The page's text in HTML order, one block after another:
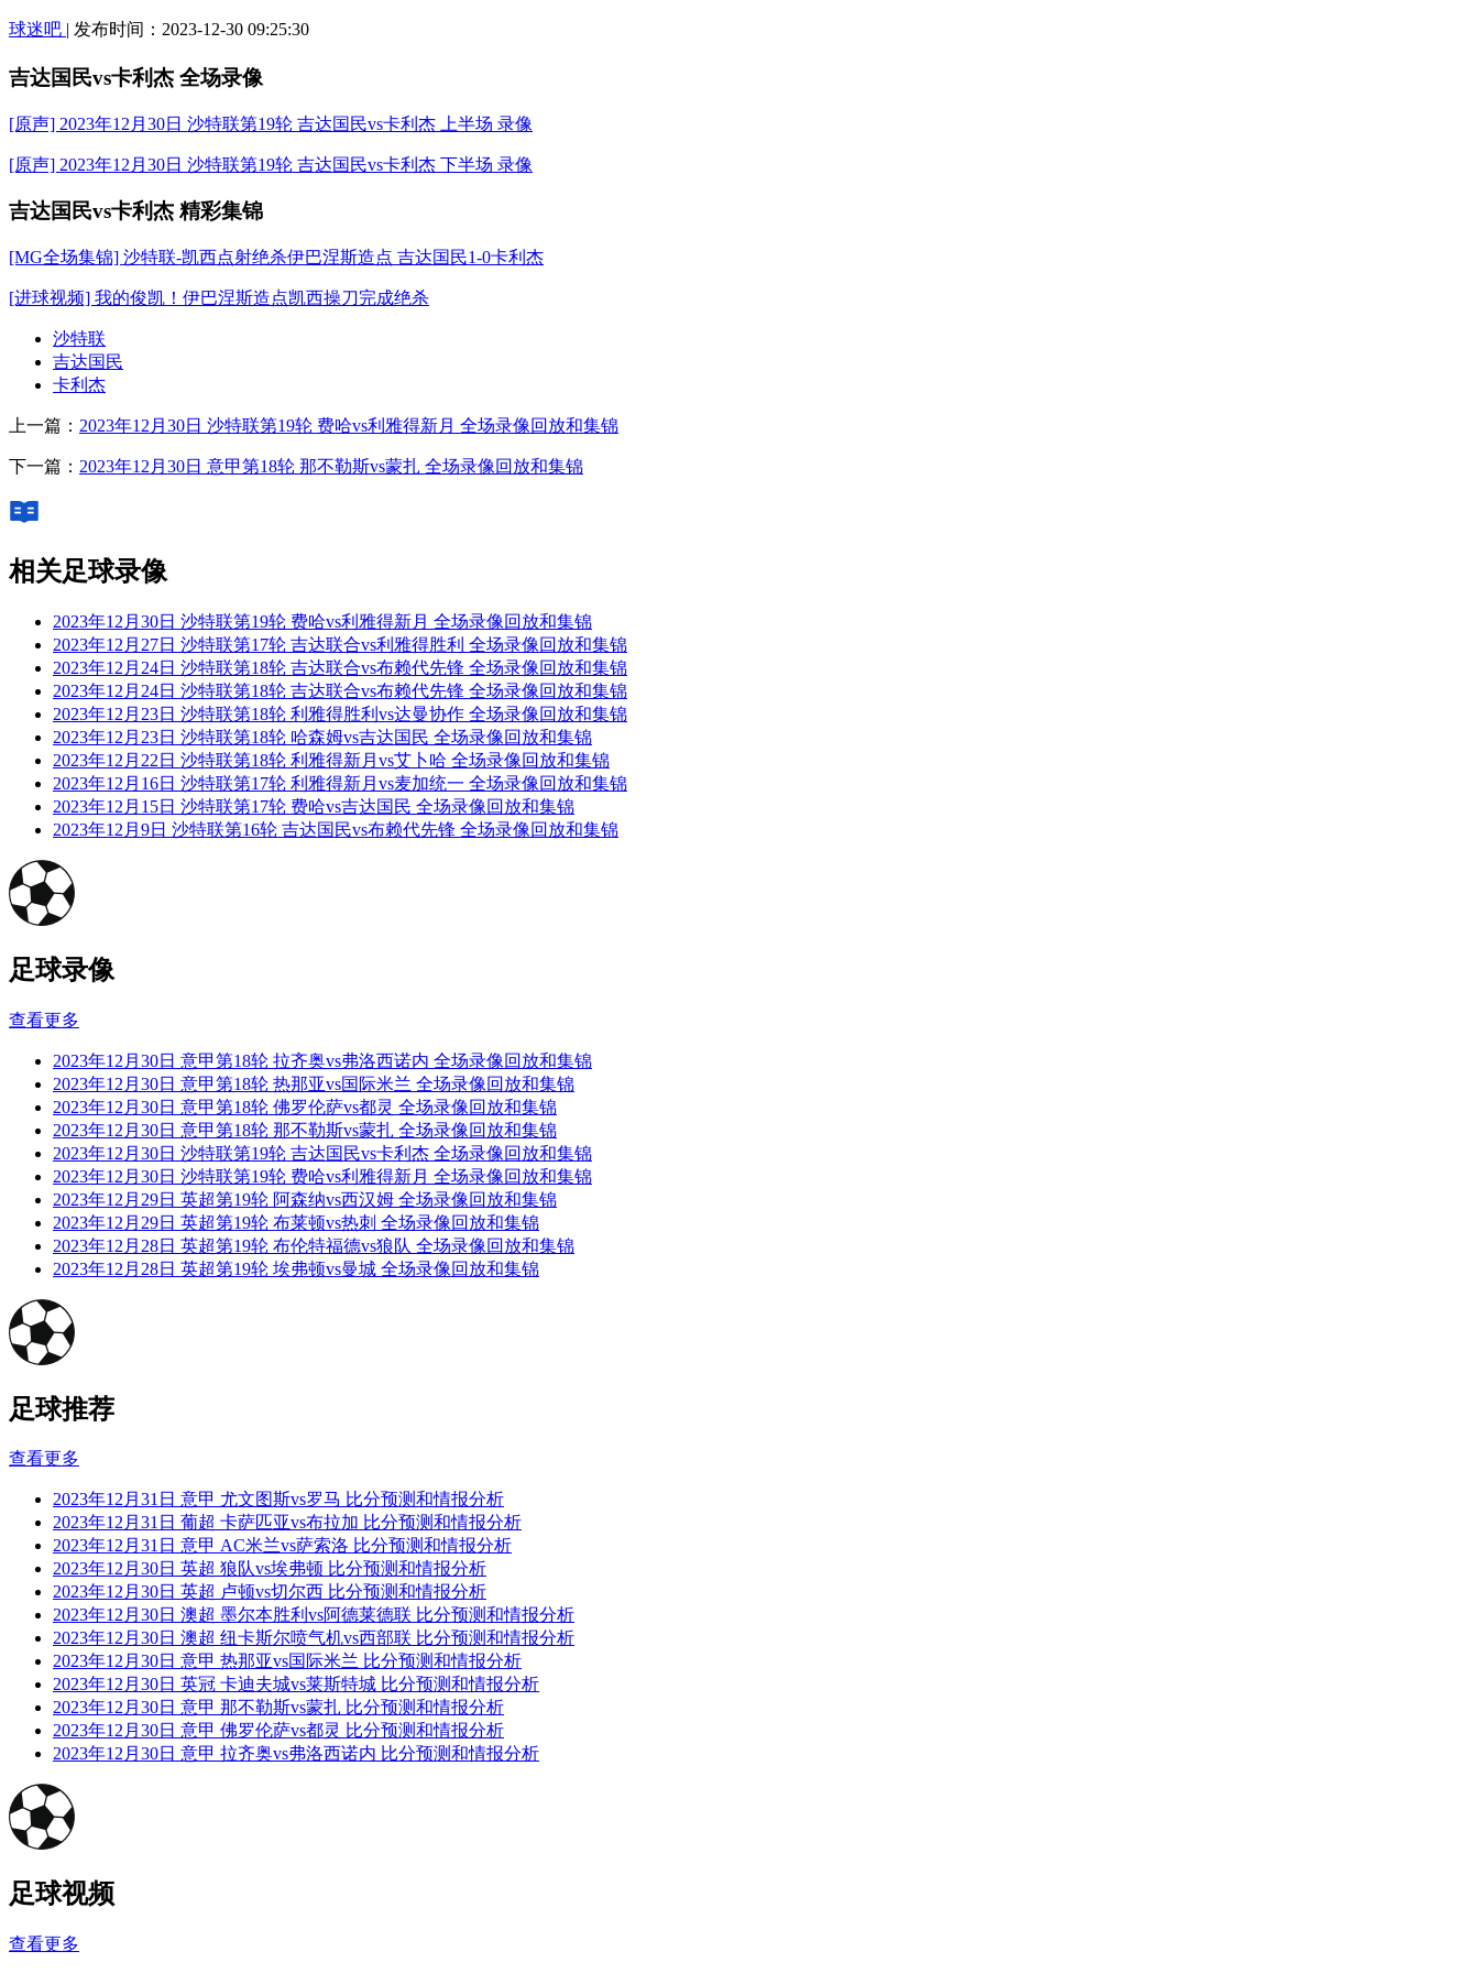
球迷吧 | 发布时间：2023-12-30 09:25:30
吉达国民vs卡利杰 全场录像
[原声] 2023年12月30日 沙特联第19轮 吉达国民vs卡利杰 上半场 录像
[原声] 2023年12月30日 沙特联第19轮 吉达国民vs卡利杰 下半场 录像
吉达国民vs卡利杰 精彩集锦
[MG全场集锦] 沙特联-凯西点射绝杀伊巴涅斯造点 吉达国民1-0卡利杰
[进球视频] 我的俊凯！伊巴涅斯造点凯西操刀完成绝杀
沙特联
吉达国民
卡利杰
上一篇： 2023年12月30日 沙特联第19轮 费哈vs利雅得新月 全场录像回放和集锦
下一篇： 2023年12月30日 意甲第18轮 那不勒斯vs蒙扎 全场录像回放和集锦
相关足球录像
2023年12月30日 沙特联第19轮 费哈vs利雅得新月 全场录像回放和集锦
2023年12月27日 沙特联第17轮 吉达联合vs利雅得胜利 全场录像回放和集锦
2023年12月24日 沙特联第18轮 吉达联合vs布赖代先锋 全场录像回放和集锦
2023年12月24日 沙特联第18轮 吉达联合vs布赖代先锋 全场录像回放和集锦
2023年12月23日 沙特联第18轮 利雅得胜利vs达曼协作 全场录像回放和集锦
2023年12月23日 沙特联第18轮 哈森姆vs吉达国民 全场录像回放和集锦
2023年12月22日 沙特联第18轮 利雅得新月vs艾卜哈 全场录像回放和集锦
2023年12月16日 沙特联第17轮 利雅得新月vs麦加统一 全场录像回放和集锦
2023年12月15日 沙特联第17轮 费哈vs吉达国民 全场录像回放和集锦
2023年12月9日 沙特联第16轮 吉达国民vs布赖代先锋 全场录像回放和集锦
足球录像
查看更多
2023年12月30日 意甲第18轮 拉齐奥vs弗洛西诺内 全场录像回放和集锦
2023年12月30日 意甲第18轮 热那亚vs国际米兰 全场录像回放和集锦
2023年12月30日 意甲第18轮 佛罗伦萨vs都灵 全场录像回放和集锦
2023年12月30日 意甲第18轮 那不勒斯vs蒙扎 全场录像回放和集锦
2023年12月30日 沙特联第19轮 吉达国民vs卡利杰 全场录像回放和集锦
2023年12月30日 沙特联第19轮 费哈vs利雅得新月 全场录像回放和集锦
2023年12月29日 英超第19轮 阿森纳vs西汉姆 全场录像回放和集锦
2023年12月29日 英超第19轮 布莱顿vs热刺 全场录像回放和集锦
2023年12月28日 英超第19轮 布伦特福德vs狼队 全场录像回放和集锦
2023年12月28日 英超第19轮 埃弗顿vs曼城 全场录像回放和集锦
足球推荐
查看更多
2023年12月31日 意甲 尤文图斯vs罗马 比分预测和情报分析
2023年12月31日 葡超 卡萨匹亚vs布拉加 比分预测和情报分析
2023年12月31日 意甲 AC米兰vs萨索洛 比分预测和情报分析
2023年12月30日 英超 狼队vs埃弗顿 比分预测和情报分析
2023年12月30日 英超 卢顿vs切尔西 比分预测和情报分析
2023年12月30日 澳超 墨尔本胜利vs阿德莱德联 比分预测和情报分析
2023年12月30日 澳超 纽卡斯尔喷气机vs西部联 比分预测和情报分析
2023年12月30日 意甲 热那亚vs国际米兰 比分预测和情报分析
2023年12月30日 英冠 卡迪夫城vs莱斯特城 比分预测和情报分析
2023年12月30日 意甲 那不勒斯vs蒙扎 比分预测和情报分析
2023年12月30日 意甲 佛罗伦萨vs都灵 比分预测和情报分析
2023年12月30日 意甲 拉齐奥vs弗洛西诺内 比分预测和情报分析
足球视频
查看更多